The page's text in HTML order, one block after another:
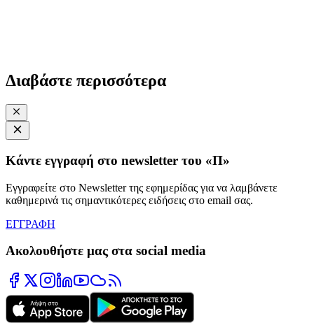
Διαβάστε περισσότερα
Κάντε εγγραφή στο newsletter του «Π»
Εγγραφείτε στο Newsletter της εφημερίδας για να λαμβάνετε
καθημερινά τις σημαντικότερες ειδήσεις στο email σας.
ΕΓΓΡΑΦΗ
Ακολουθήστε μας στα social media